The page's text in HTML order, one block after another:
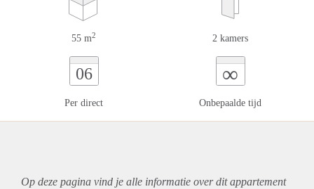
55 m2 2 kamers
06
Per direct
∞
Onbepaalde tijd
Op deze pagina vind je alle informatie over ditappartement